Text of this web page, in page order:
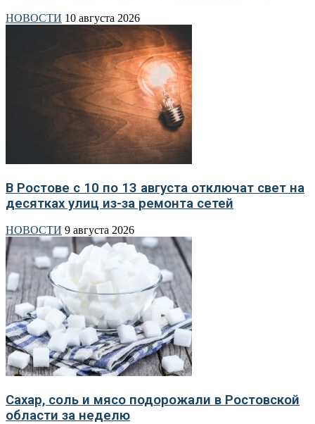
НОВОСТИ 10 августа 2026
В Ростове с 10 по 13 августа отключат свет на
десятках улиц из-за ремонта сетей
НОВОСТИ 9 августа 2026
Сахар, соль и мясо подорожали в Ростовской
области за неделю